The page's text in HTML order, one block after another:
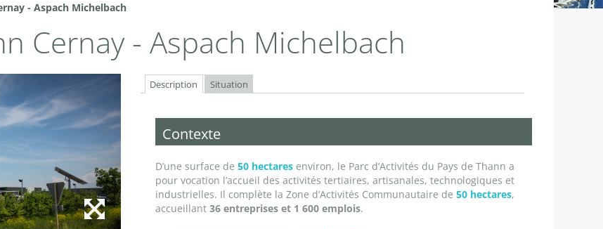
- Aspach Michelbach
Cernay - Aspach Michelbach
Description Situation
Contexte
D’une surface de 50 hectares environ, le Parc d’Activités du Pays de Thann a
pour vocation l’accueil des activités tertiaires, artisanales, technologiques et
industrielles. Il complète la Zone d’Activités Communautaire de 50 hectares,
accueillant 36 entreprises et 1 600 emplois.